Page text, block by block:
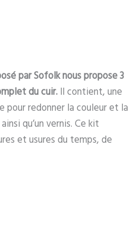
par Sofolk nous propose 3
du cuir.Il contient, une
redonner la couleur et la
qu’un vernis. Ce kit
et usures du temps, de